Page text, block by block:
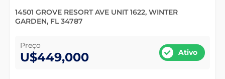
14501 GROVE RESORT AVE UNIT 1622, WINTER
GARDEN, FL 34787
Preço
U$449,000 Ativo